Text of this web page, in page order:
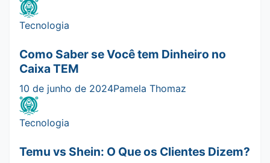
Tecnologia
Como Saber se Você tem Dinheiro no
Caixa TEM
10 de junho de 2024Pamela Thomaz
Tecnologia
Temu vs Shein: O Que os Clientes Dizem?